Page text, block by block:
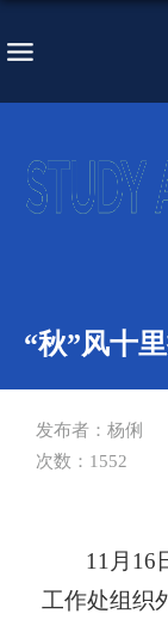
“秋”风十
发布者：杨俐
次数： 1552
11 月 16
工作处组织